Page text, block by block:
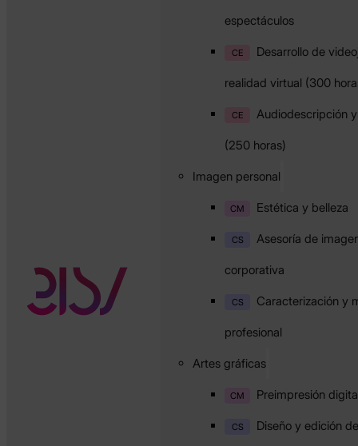
espectáculos
CE Desarrollo de
realidad virtual (300
CE Audiodescripción
(250 horas)
Imagen personal
CM Estética y belleza
CS Asesoría de
corporativa
CS Caracterización y
profesional
Artes gráficas
CM Preimpresión
CS Diseño y edición